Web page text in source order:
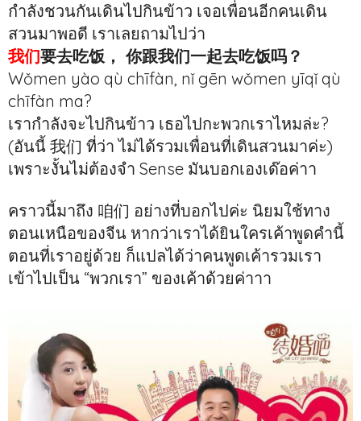
กำลังชวนกันเดินไปกินข้าว เจอเพื่อนอีกคนเดิน
สวนมาพอดี เราเลยถามไปว่า
我们要去吃饭， 你跟我们一起去吃饭吗？
Wǒmen yào qù chīfàn, nǐ gēn wǒmen yīqǐ qù
chīfàn ma?
เรากำลังจะไปกินข้าว เธอไปกะพวกเราไหมล่ะ?
(อันนี้ 我们 ที่ว่า ไม่ได้รวมเพื่อนที่เดินสวนมาค่ะ)
เพราะงั้นไม่ต้องจำ Sense มันบอกเองเด๊อค่าา
คราวนี้มาถึง 咱们 อย่างที่บอกไปค่ะ นิยมใช้ทาง
ตอนเหนือของจีน หากว่าเราได้ยินใครเค้าพูดคำนี้
ตอนที่เราอยู่ด้วย ก็แปลได้ว่าคนพูดเค้ารวมเรา
เข้าไปเป็น “พวกเรา” ของเค้าด้วยค่าาา